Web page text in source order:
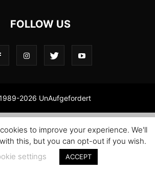
FOLLOW US
2026 UnAufgefordert
to improve your experience. We'll
this, but you can opt-out if you wish.
settings
ACCEPT